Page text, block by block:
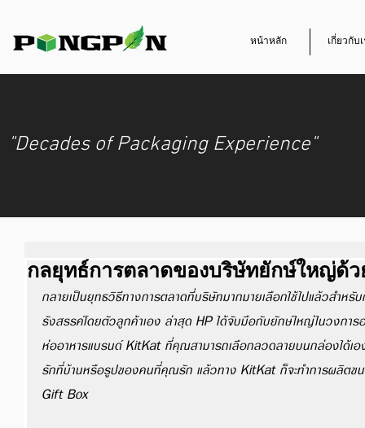
หน้าหลัก เกี่ยวกับ
"Decades of Packaging Experience"
กลยุทธ์การตลาดของบริษัทยักษ์ใหญ่ด้
กลายเป็นยุทธวิธีทางการตลาดที่บริษัทมากมายเลือกใช้ไปแล้วสำห
รังสรรค์โดยตัวลูกค้าเอง ล่าสุด HP ได้จับมือกับยักษ์ใหญ่ในวงกา
ห่ออาหารแบรนด์ KitKat ที่คุณสามารถเลือกลวดลายบนกล่องได้เอง
รักที่บ้านหรือรูปของคนที่คุณรัก แล้วทาง KitKat ก็จะทำการผลิต
Gift Box